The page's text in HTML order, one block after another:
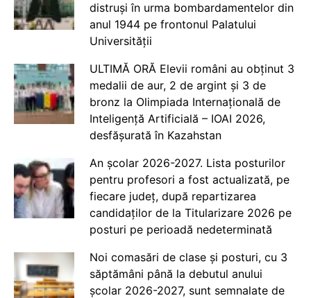
distruși în urma bombardamentelor din
anul 1944 pe frontonul Palatului
Universității
ULTIMĂ ORĂ Elevii români au obținut 3
medalii de aur, 2 de argint și 3 de
bronz la Olimpiada Internațională de
Inteligență Artificială – IOAI 2026,
desfășurată în Kazahstan
An școlar 2026-2027. Lista posturilor
pentru profesori a fost actualizată, pe
fiecare județ, după repartizarea
candidaților de la Titularizare 2026 pe
posturi pe perioadă nedeterminată
Noi comasări de clase și posturi, cu 3
săptămâni până la debutul anului
școlar 2026-2027, sunt semnalate de